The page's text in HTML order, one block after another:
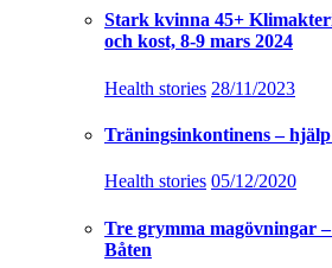
Stark kvinna 45+
och kost, 8-9 mars 2024
Health stories 28/11/2023
Träningsinkontinens –
Health stories 05/12/2020
Tre grymma magövningar
Båten